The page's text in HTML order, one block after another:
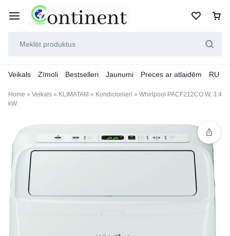
Veikals Zīmoli Bestselleri Jaunumi Preces ar atlaidēm RU
Home » Veikals » KLIMATAM » Kondicionieri » Whirlpool PACF212CO W, 3.4
kW